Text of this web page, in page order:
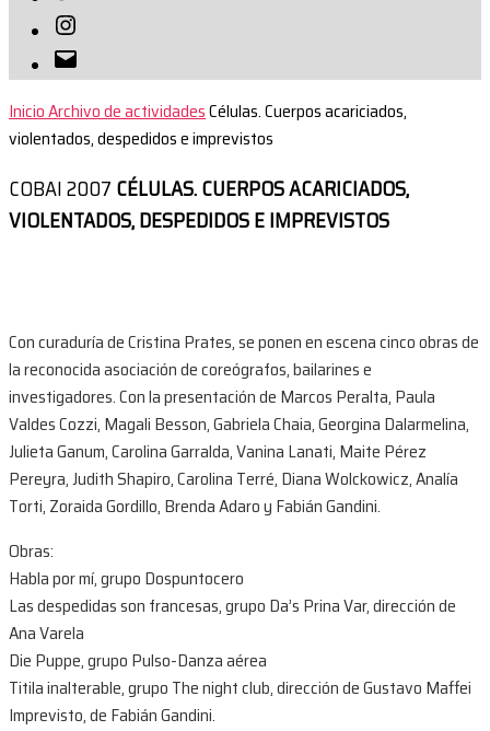
Instagram
Correo
electrónico
InicioArchivo de actividadesCélulas. Cuerpos acariciados,
violentados, despedidos e imprevistos
COBAI 2007 CÉLULAS. CUERPOS ACARICIADOS,
VIOLENTADOS, DESPEDIDOS E IMPREVISTOS
Con curaduría de Cristina Prates, se ponen en escena cinco obras de
la reconocida asociación de coreógrafos, bailarines e
investigadores. Con la presentación de Marcos Peralta, Paula
Valdes Cozzi, Magali Besson, Gabriela Chaia, Georgina Dalarmelina,
Julieta Ganum, Carolina Garralda, Vanina Lanati, Maite Pérez
Pereyra, Judith Shapiro, Carolina Terré, Diana Wolckowicz, Analía
Torti, Zoraida Gordillo, Brenda Adaro y Fabián Gandini.
Obras:
Habla por mí, grupo Dospuntocero
Las despedidas son francesas, grupo Da’s Prina Var, dirección de
Ana Varela
Die Puppe, grupo Pulso-Danza aérea
Titila inalterable, grupo The night club, dirección de Gustavo Maffei
Imprevisto, de Fabián Gandini.